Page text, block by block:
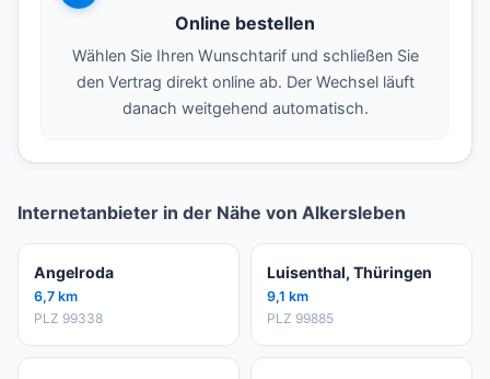
Online bestellen
Wählen Sie Ihren Wunschtarif und schließen Sie
den Vertrag direkt online ab. Der Wechsel läuft
danach weitgehend automatisch.
Internetanbieter in der Nähe von Alkersleben
Angelroda
6,7 km
PLZ 99338
Luisenthal, Thüringen
9,1 km
PLZ 99885